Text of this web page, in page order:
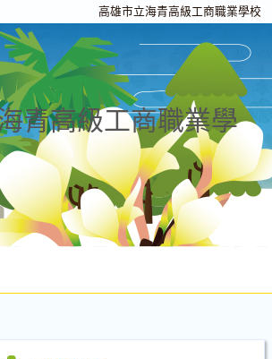
高雄市立海青高級工商職業學校
青高級工商職業學